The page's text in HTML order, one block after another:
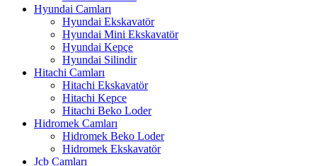
Hyundai Camları
Hyundai Ekskavatör
Hyundai Mini Ekskavatör
Hyundai Kepçe
Hyundai Silindir
Hitachi Camları
Hitachi Ekskavatör
Hitachi Kepce
Hitachi Beko Loder
Hidromek Camları
Hidromek Beko Loder
Hidromek Ekskavatör
Jcb Camları